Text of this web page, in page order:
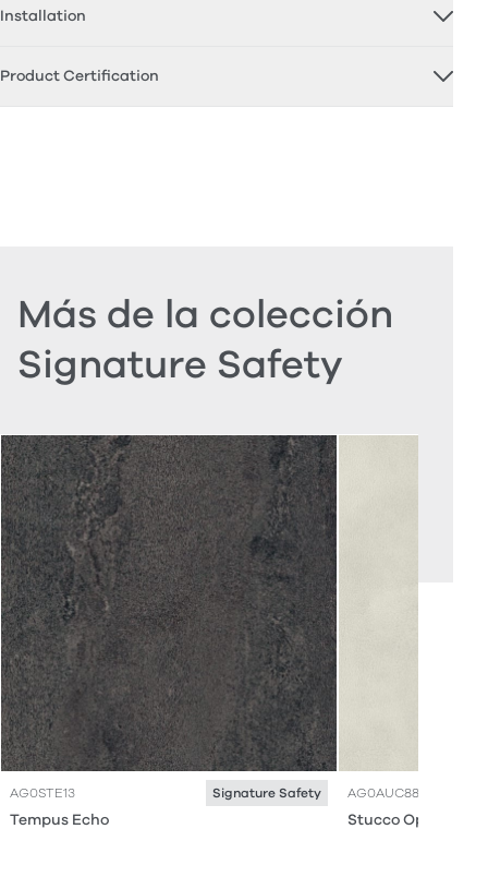
Installation
Product Certification
Más de la colección
Signature Safety
AG0STE13 Signature Safety
Tempus Echo
AG0AUC88
Stucco Opaline